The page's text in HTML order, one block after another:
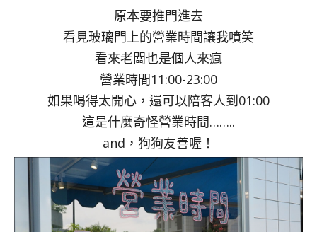
原本要推門進去
看見玻璃門上的營業時間讓我噴笑
看來老闆也是個人來瘋
營業時間11:00-23:00
如果喝得太開心，還可以陪客人到01:00
這是什麼奇怪營業時間……..
and，狗狗友善喔！